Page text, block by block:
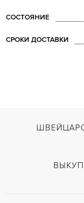
СОСТОЯНИЕ
СРОКИ ДОСТАВКИ